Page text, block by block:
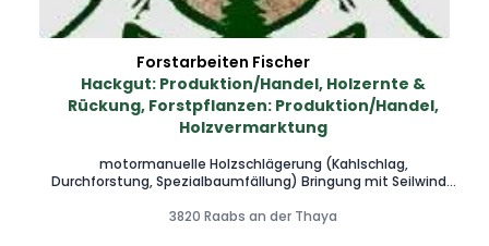
Forstarbeiten Fischer
Hackgut: Produktion/Handel, Holzernte &
Rückung, Forstpflanzen: Produktion/Handel,
Holzvermarktung
motormanuelle Holzschlägerung (Kahlschlag,
Durchforstung, Spezialbaumfällung) Bringung mit Seilwinde
Hackguthandel Forstpflanzenverkauf gerne auch kleine
3820 Raabs an der Thaya